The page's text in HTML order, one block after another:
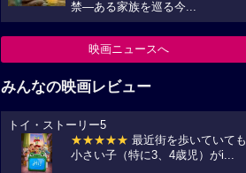
禁―ある家族を巡る今...
映画ニュースへ
みんなの映画レビュー
トイ・ストーリー5
★★★★★ 最近街を歩いていても
小さい子（特に3、4歳児）がi...